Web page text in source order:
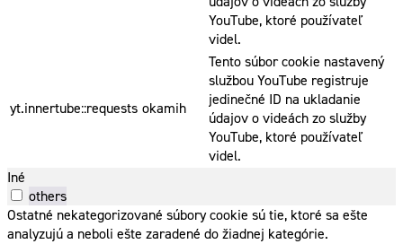
YouTube, ktoré používateľ
videl.
yt.innertube::requests okamih
Tento súbor cookie nastavený
službou YouTube registruje
jedinečné ID na ukladanie
údajov o videách zo služby
YouTube, ktoré používateľ
videl.
Iné
others
Ostatné nekategorizované súbory cookie sú tie, ktoré sa ešte
analyzujú a neboli ešte zaradené do žiadnej kategórie.